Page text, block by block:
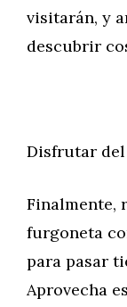
visitarán, y
descubrir
Disfrutar
Finalmente,
furgoneta
para pasar
Aprovecha